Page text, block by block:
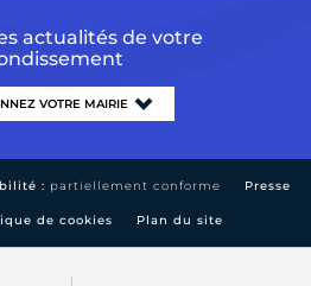
actualités de votre
: partiellement conforme Presse
de cookies Plan du site